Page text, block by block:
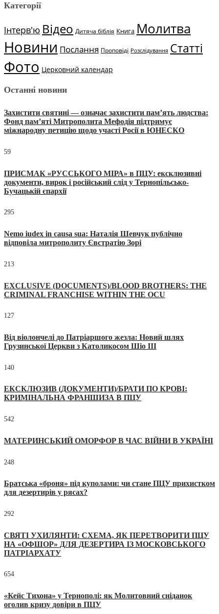
Категорії
Інтерв'ю Відео Дитяча біблія Книга Молитва
Новини Послання Проповіді Розслідування Статті
Фото Церковний календар
Останні новини
Захистити святині — означає захистити пам’ять людства:
Фонд пам’яті Митрополита Мефодія підтримує
міжнародну петицію щодо участі Росії в ЮНЕСКО
59
ПРИСМАК «РУССЬКОГО МІРА» в ПЦУ: ексклюзивні
документи, вирок і російський слід у Тернопільсько-
Бучацькій єпархії
295
Nemo iudex in causa sua: Наталія Шевчук публічно
відповіла митрополиту Євстратію Зорі
213
EXCLUSIVE (DOCUMENTS)/BLOOD BROTHERS: THE
CRIMINAL FRANCHISE WITHIN THE OCU
127
Від віолончелі до Патріаршого жезла: Новий шлях
Грузинської Церкви з Католикосом Шіо III
140
ЕКСКЛЮЗИВ (ДОКУМЕНТИ)/БРАТИ ПО КРОВІ:
КРИМІНАЛЬНА ФРАНШИЗА В ПЦУ
542
МАТЕРИНСЬКИЙ ОМОРФОР В ЧАС ВІЙНИ В УКРАЇНІ
248
Братська «броня» під куполами: чи стане ПЦУ прихистком
для дезертирів у рясах?
292
СВЯТІ УХИЛЯНТИ: СХЕМА, ЯК ПЕРЕТВОРИТИ ПЦУ
НА «ОФШОР» ДЛЯ ДЕЗЕРТИРА ІЗ МОСКОВСЬКОГО
ПАТРІАРХАТУ
654
«Кейс Тихона» у Тернополі: як Молитовний сніданок
оголив кризу довіри в ПЦУ